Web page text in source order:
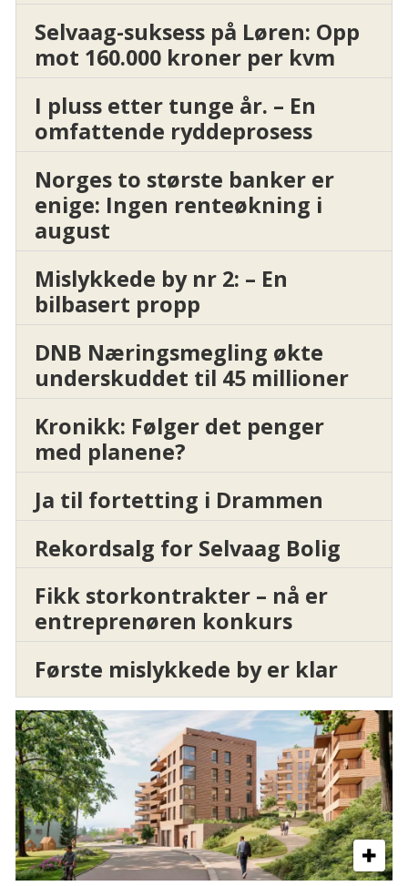
Selvaag-suksess på Løren: Opp
mot 160.000 kroner per kvm
I pluss etter tunge år. – En
omfattende ryddeprosess
Norges to største banker er
enige: Ingen renteøkning i
august
Mislykkede by nr 2: – En
bilbasert propp
DNB Næringsmegling økte
underskuddet til 45 millioner
Kronikk: Følger det penger
med planene?
Ja til fortetting i Drammen
Rekordsalg for Selvaag Bolig
Fikk storkontrakter – nå er
entreprenøren konkurs
Første mislykkede by er klar